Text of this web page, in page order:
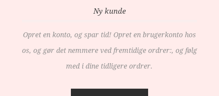
Ny kunde
Opret en konto, og spar tid! Opret en brugerkonto hos
os, og gør det nemmere ved fremtidige ordrer:, og følg
med i dine tidligere ordrer.